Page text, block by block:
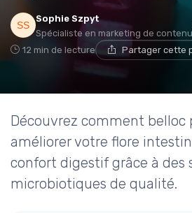
Sophie Szpyt
Spécialiste en marketing de contenu
12 min de lecture Partager cette
Découvrez comment
améliorer votre flore
confort digestif grâce à des
microbiotiques de qualité.